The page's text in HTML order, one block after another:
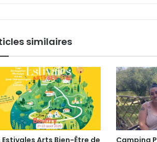
similaires
Estivales Arts Bien-Être de
Camping